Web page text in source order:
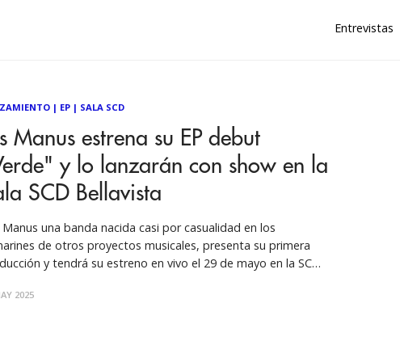
Entrevistas
| EP| SALA SCD
Manus estrena su EP debut
y lo lanzarán con show en la
SCD Bellavista
Manus una banda nacida casi por casualidad en los
de otros proyectos musicales, presenta su primera
y tendrá su estreno en vivo el 29 de mayo en la SCD
musicales, entre risas, chistes y una coincidencia
2025